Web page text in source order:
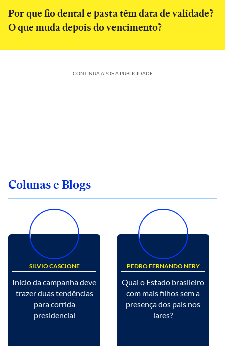
Por que fio dental e pasta têm data de validade?
O que muda depois do vencimento?
CONTINUA APÓS A PUBLICIDADE
Colunas e Blogs
SILVIO CASCIONE
Início da campanha deve
trazer duas tendências
para corrida
presidencial
PEDRO FERNANDO NERY
Qual o Estado brasileiro
com mais filhos sem a
presença dos pais nos
lares?